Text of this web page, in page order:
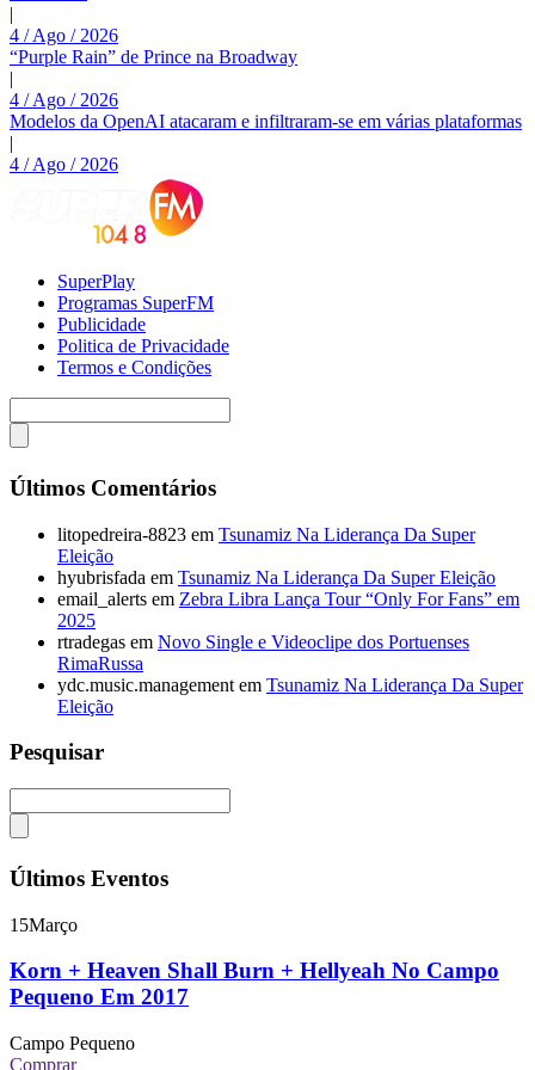
|
4 / Ago / 2026
“Purple Rain” de Prince na Broadway
|
4 / Ago / 2026
Modelos da OpenAI atacaram e infiltraram-se em várias plataformas
|
4 / Ago / 2026
SuperPlay
Programas SuperFM
Publicidade
Politica de Privacidade
Termos e Condições
Últimos Comentários
litopedreira-8823 em Tsunamiz Na Liderança Da Super
Eleição
hyubrisfada em Tsunamiz Na Liderança Da Super Eleição
email_alerts em Zebra Libra Lança Tour “Only For Fans” em
2025
rtradegas em Novo Single e Videoclipe dos Portuenses
RimaRussa
ydc.music.management em Tsunamiz Na Liderança Da Super
Eleição
Pesquisar
Últimos Eventos
15Março
Korn + Heaven Shall Burn + Hellyeah No Campo
Pequeno Em 2017
Campo Pequeno
Comprar